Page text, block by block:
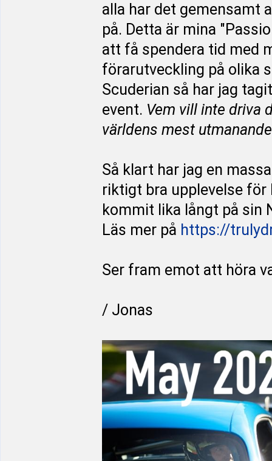
alla har det gemensamt
på. Detta är mina
att få spendera tid med
förarutveckling på olika
Scuderian så har jag
event. Vem vill inte driva
världens mest
Så klart har jag en
riktigt bra upplevelse för
kommit lika långt på sin
Läs mer på https://
Ser fram emot att höra
/ Jonas